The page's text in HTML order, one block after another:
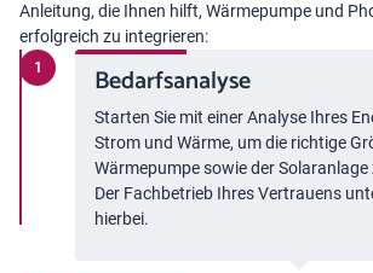
Anleitung, die Ihnen hilft, Wärmepumpe und
erfolgreich zu integrieren:
Bedarfsanalyse
Starten Sie mit einer Analyse Ihres
Strom und Wärme, um die richtige
Wärmepumpe sowie der
Der Fachbetrieb Ihres Vertrauens
hierbei.